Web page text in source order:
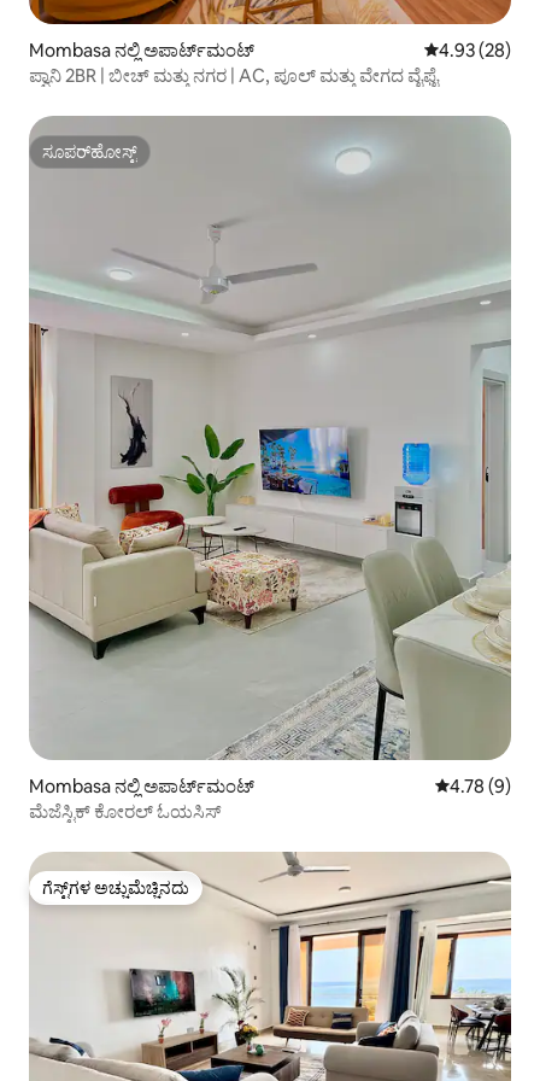
Mombasa ನಲ್ಲಿ ಅಪಾರ್ಟ್‌ಮಂಟ್ 5 ರಲ್ಲಿ 4.93
4.93 (28)
ಪ್ವಾನಿ 2BR | ಬೀಚ್ ಮತ್ತು ನಗರ | AC, ಪೂಲ್ ಮತ್ತು ವೇಗದ ವೈಫೈ
ಸೂಪರ್‌ಹೋಸ್ಟ್
ಸೂಪರ್‌ಹೋಸ್ಟ್
Mombasa ನಲ್ಲಿ ಅಪಾರ್ಟ್‌ಮಂಟ್ 5 ರಲ್ಲಿ 4.78
4.78 (9)
ಮೆಜೆಸ್ಟಿಕ್ ಕೋರಲ್ ಓಯಸಿಸ್
ಗೆಸ್ಟ್‌ಗಳ ಅಚ್ಚುಮೆಚ್ಚಿನದು
ಗೆಸ್ಟ್‌ಗಳ ಅಚ್ಚುಮೆಚ್ಚಿನದು